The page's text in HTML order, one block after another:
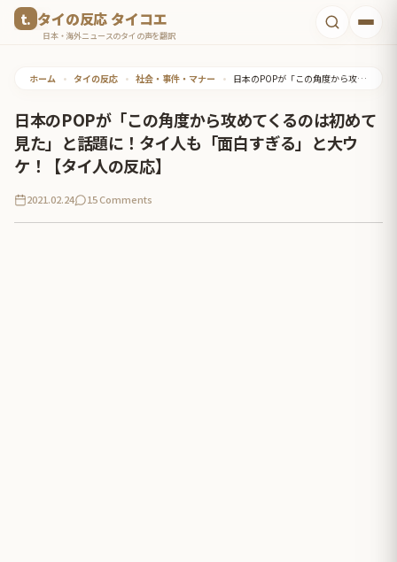
タイの反応 タイコエ
日本・海外ニュースのタイの声を翻訳
ホーム • タイの反応 • 社会・事件・マナー • 日本のPOPが「この角度から攻めてくるのは初めて見た」と話題に！タイ人も「面白すぎる」と大ウケ！【タイ人の反応】
日本のPOPが「この角度から攻めてくるのは初めて
見た」と話題に！タイ人も「面白すぎる」と大ウ
ケ！【タイ人の反応】
2021.02.24 15 Comments